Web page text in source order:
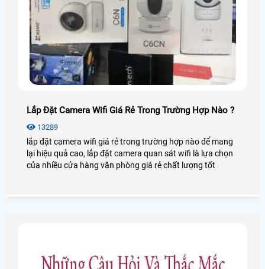
Lắp Đặt Camera Wifi Giá Rẻ Trong Trường Hợp Nào ?
13289
lắp đặt camera wifi giá rẻ trong trường hợp nào để mang
lại hiệu quả cao, lắp đặt camera quan sát wifi là lựa chọn
của nhiều cửa hàng văn phòng giá rẻ chất lượng tốt